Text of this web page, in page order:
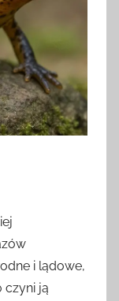
i lądowe,
czyni ją